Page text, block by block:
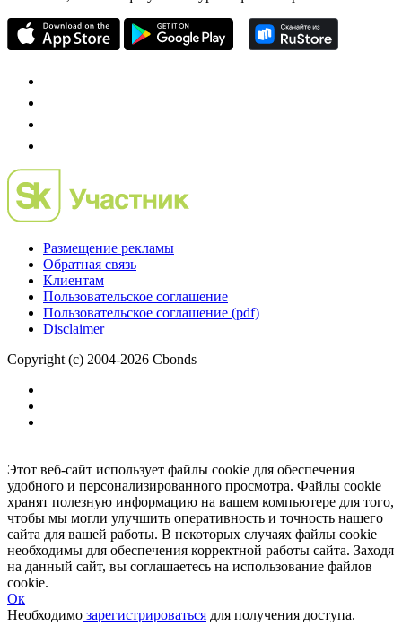
проект о российском рынке M&A
Preqveca.ru
Размещение рекламы
Обратная связь
Пользовательское соглашение
Copyright (c) 2004-2026 Cbonds
Этот веб-сайт использует файлы cookie для обеспечения
удобного и персонализированного просмотра. Файлы cookie
хранят полезную информацию на вашем компьютере для того,
чтобы мы могли улучшить оперативность и точность нашего
сайта для вашей работы. В некоторых случаях файлы cookie
необходимы для обеспечения корректной работы сайта. Заходя